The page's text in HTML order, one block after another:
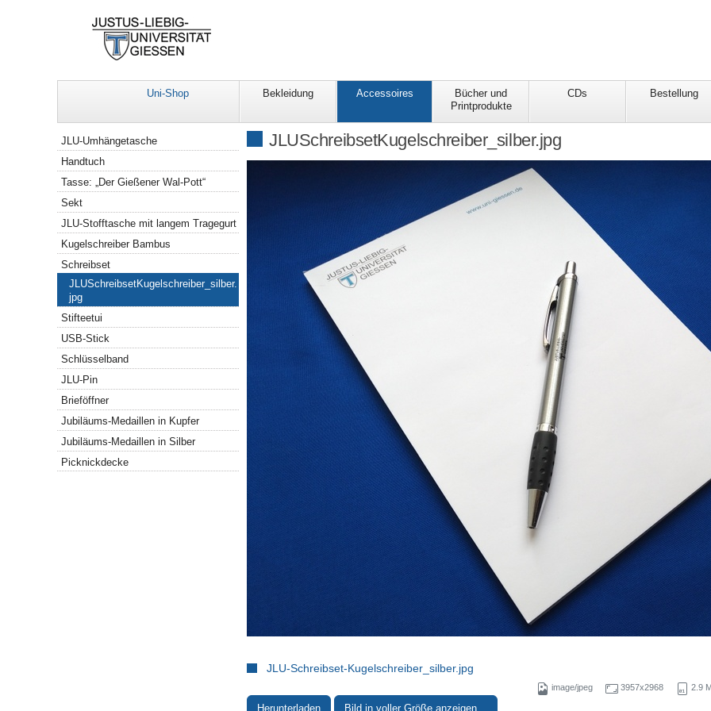
Uni-Shop Bekleidung Accessoires
Bücher und
Printprodukte
CDs Bestellung
JLUSchreibsetKugelschreiber_silber.jpg
JLU-Schreibset-Kugelschreiber_silber.jpg
image/jpeg 3957x2968 2.9
Herunterladen Bild in voller Größe anzeigen…
Navigation
JLU-Umhängetasche
Handtuch
Tasse: „Der Gießener Wal-Pott“
Sekt
JLU-Stofftasche mit langem Tragegurt
Kugelschreiber Bambus
Schreibset
JLUSchreibsetKugelschreiber_silber.
jpg
Stifteetui
USB-Stick
Schlüsselband
JLU-Pin
Brieföffner
Jubiläums-Medaillen in Kupfer
Jubiläums-Medaillen in Silber
Picknickdecke